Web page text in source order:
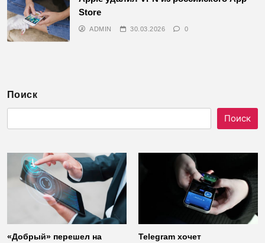
Store
ADMIN 30.03.2026 0
Поиск
Поиск
«Добрый» перешел на
Telegram хочет